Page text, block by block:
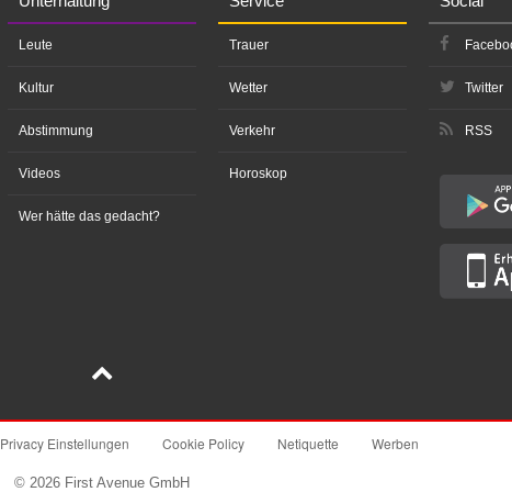
Leute
Kultur
Abstimmung
Videos
Wer hätte das gedacht?
Trauer
Wetter
Verkehr
Horoskop
Twitter
RSS
Privacy Einstellungen Cookie Policy Netiquette Werben
© 2026 First Avenue GmbH